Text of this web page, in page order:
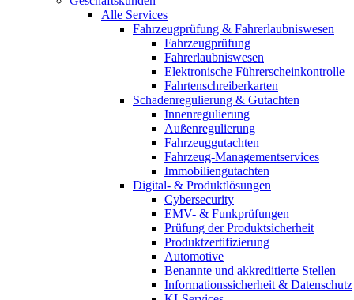
Alle Services
Fahrzeugprüfung & Fahrerlaubniswesen
Fahrzeugprüfung
Fahrerlaubniswesen
Elektronische Führerscheinkontrolle
Fahrtenschreiberkarten
Schadenregulierung & Gutachten
Innenregulierung
Außenregulierung
Fahrzeuggutachten
Fahrzeug-Managementservices
Immobiliengutachten
Digital- & Produktlösungen
Cybersecurity
EMV- & Funkprüfungen
Prüfung der Produktsicherheit
Produktzertifizierung
Automotive
Benannte und akkreditierte Stellen
Informationssicherheit & Datenschutz